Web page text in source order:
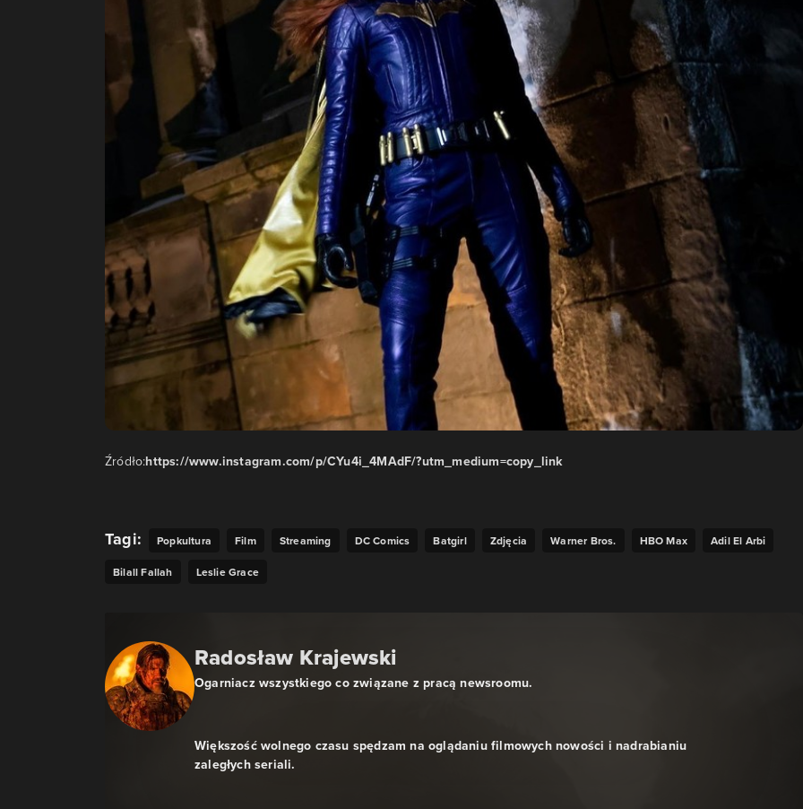
Źródło:https://www.instagram.com/p/CYu4i_4MAdF/?utm_medium=copy_link
Tagi: Popkultura Film Streaming DC Comics Batgirl Zdjęcia Warner Bros. HBO Max Adil El Arbi
Bilall Fallah Leslie Grace
Radosław Krajewski
Ogarniacz wszystkiego co związane z pracą newsroomu.
Większość wolnego czasu spędzam na oglądaniu filmowych nowości i nadrabianiu
zaległych seriali.